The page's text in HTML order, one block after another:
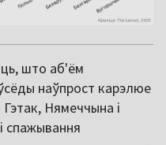
што аб'ём
наўпрост карэлюе
Нямеччына і
спажывання